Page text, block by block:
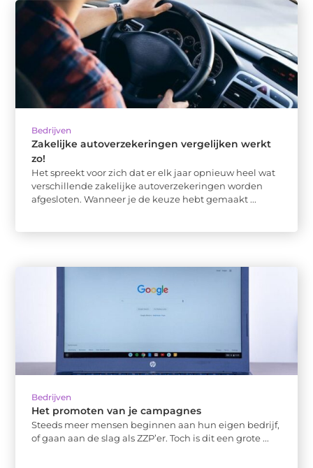
Bedrijven
Zakelijke autoverzekeringen vergelijken werkt
zo!
Het spreekt voor zich dat er elk jaar opnieuw heel wat
verschillende zakelijke autoverzekeringen worden
afgesloten. Wanneer je de keuze hebt gemaakt ...
Bedrijven
Het promoten van je campagnes
Steeds meer mensen beginnen aan hun eigen bedrijf,
of gaan aan de slag als ZZP’er. Toch is dit een grote ...